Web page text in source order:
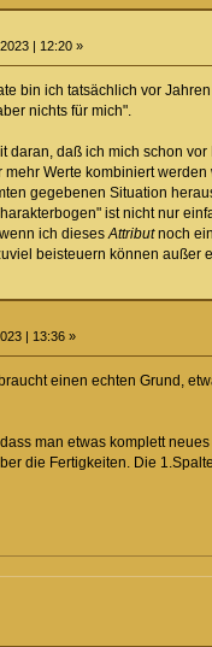
| 12:20 »
bin ich tatsächlich vor
nichts für mich".
daran, daß ich mich schon
Werte kombiniert
gegebenen Situation
ist nicht nur
ich diesesAttributnoch
beisteuern können außer
| 13:36 »
einen echten Grund,
man etwas komplett
die Fertigkeiten. Die